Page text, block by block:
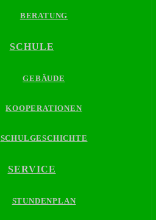
BERATUNG
SCHULE
GEBÄUDE
KOOPERATIONEN
SCHULGESCHICHTE
SERVICE
STUNDENPLAN